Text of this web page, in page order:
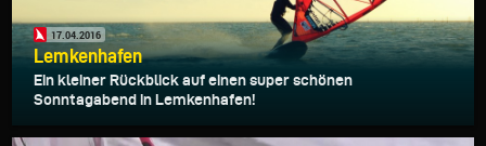
17.04.2016
Lemkenhafen
Ein kleiner Rückblick auf einen super schönen
Sonntagabend in Lemkenhafen!